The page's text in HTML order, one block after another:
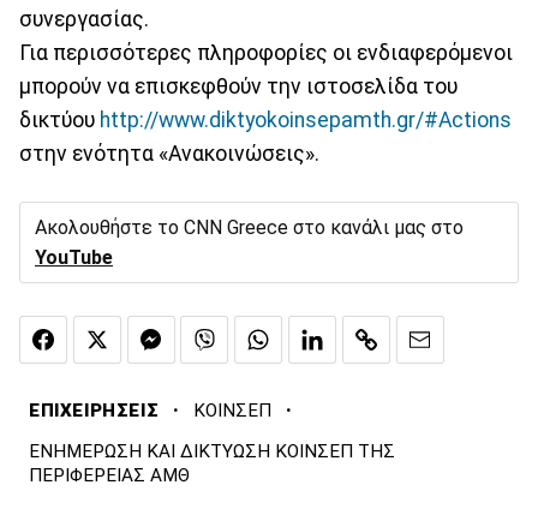
συνεργασίας.
Για περισσότερες πληροφορίες οι ενδιαφερόμενοι
μπορούν να επισκεφθούν την ιστοσελίδα του
δικτύου http://www.diktyokoinsepamth.gr/#Actions
στην ενότητα «Ανακοινώσεις».
Ακολουθήστε το CNN Greece στο κανάλι μας στο
YouTube
ΕΠΙΧΕΙΡΗΣΕΙΣ · ΚΟΙΝΣΕΠ ·
ΕΝΗΜΕΡΩΣΗ ΚΑΙ ΔΙΚΤΥΩΣΗ ΚΟΙΝΣΕΠ ΤΗΣ
ΠΕΡΙΦΕΡΕΙΑΣ ΑΜΘ